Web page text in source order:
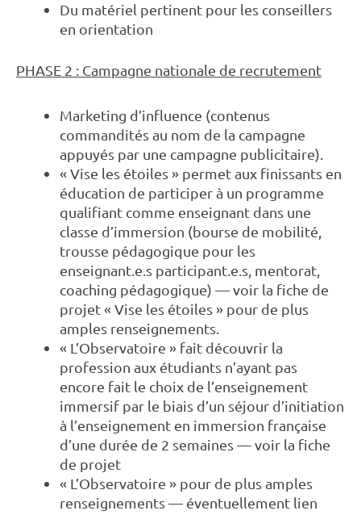
Du matériel pertinent pour les conseillers
en orientation
PHASE 2 : Campagne nationale de recrutement
Marketing d’influence (contenus
commandités au nom de la campagne
appuyés par une campagne publicitaire).
« Vise les étoiles » permet aux finissants en
éducation de participer à un programme
qualifiant comme enseignant dans une
classe d’immersion (bourse de mobilité,
trousse pédagogique pour les
enseignant.e.s participant.e.s, mentorat,
coaching pédagogique) — voir la fiche de
projet « Vise les étoiles » pour de plus
amples renseignements.
« L’Observatoire » fait découvrir la
profession aux étudiants n’ayant pas
encore fait le choix de l’enseignement
immersif par le biais d’un séjour d’initiation
à l’enseignement en immersion française
d’une durée de 2 semaines — voir la fiche
de projet
« L’Observatoire » pour de plus amples
renseignements — éventuellement lien